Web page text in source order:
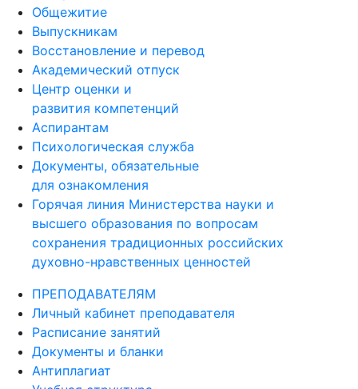
Общежитие
Выпускникам
Восстановление и перевод
Академический отпуск
Центр оценки и
развития компетенций
Аспирантам
Психологическая служба
Документы, обязательные
для ознакомления
Горячая линия Министерства науки и
высшего образования по вопросам
сохранения традиционных российских
духовно-нравственных ценностей
ПРЕПОДАВАТЕЛЯМ
Личный кабинет преподавателя
Расписание занятий
Документы и бланки
Антиплагиат